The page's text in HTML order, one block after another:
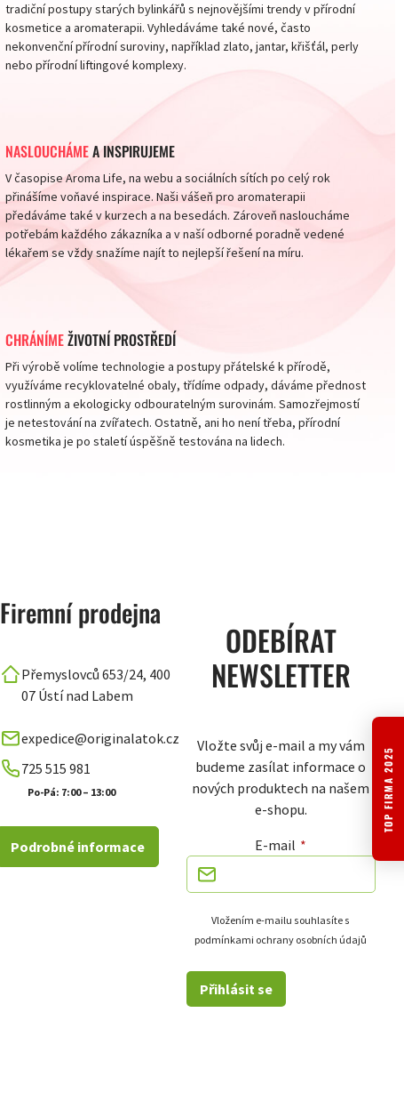
tradiční postupy starých bylinkářů s nejnovějšími trendy v přírodní
kosmetice a aromaterapii. Vyhledáváme také nové, často
nekonvenční přírodní suroviny, například zlato, jantar, křišťál, perly
nebo přírodní liftingové komplexy.
NASLOUCHÁMEA INSPIRUJEME
V časopise Aroma Life, na webu a sociálních sítích po celý rok
přinášíme voňavé inspirace. Naši vášeň pro aromaterapii
předáváme také v kurzech a na besedách. Zároveň nasloucháme
potřebám každého zákazníka a v naší odborné poradně vedené
lékařem se vždy snažíme najít to nejlepší řešení na míru.
CHRÁNÍMEŽIVOTNÍ PROSTŘEDÍ
Při výrobě volíme technologie a postupy přátelské k přírodě,
využíváme recyklovatelné obaly, třídíme odpady, dáváme přednost
rostlinným a ekologicky odbouratelným surovinám. Samozřejmostí
je netestování na zvířatech. Ostatně, ani ho není třeba, přírodní
kosmetika je po staletí úspěšně testována na lidech.
Firemní prodejna
Přemyslovců 653/24, 400
07 Ústí nad Labem
expedice@originalatok.cz
725 515 981
Po-Pá: 7:00 – 13:00
Podrobné informace
ODEBÍRAT
NEWSLETTER
Vložte svůj e-mail a my vám
budeme zasílat informace o
nových produktech na našem
e-shopu.
E-mail
podmínkami ochrany osobních údajů
Přihlásit se
TOP FIRMA 2025